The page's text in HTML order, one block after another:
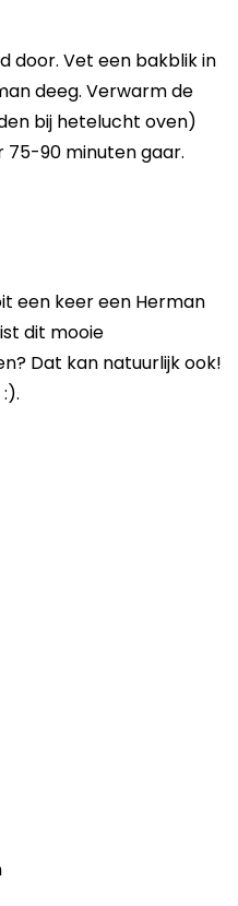
door. Vet een bakblik in
deeg. Verwarm de
bij hetelucht oven)
75-90 minuten gaar.
een keer een Herman
dit mooie
Dat kan natuurlijk ook!